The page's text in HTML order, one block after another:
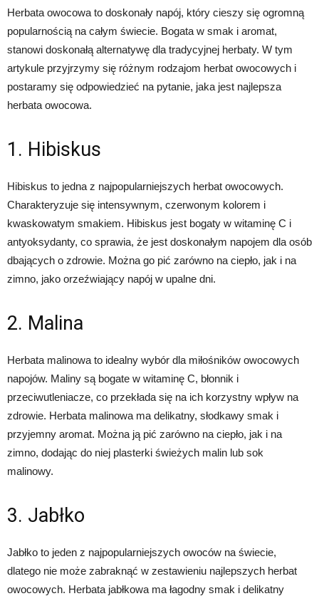
Herbata owocowa to doskonały napój, który cieszy się ogromną
popularnością na całym świecie. Bogata w smak i aromat,
stanowi doskonałą alternatywę dla tradycyjnej herbaty. W tym
artykule przyjrzymy się różnym rodzajom herbat owocowych i
postaramy się odpowiedzieć na pytanie, jaka jest najlepsza
herbata owocowa.
1. Hibiskus
Hibiskus to jedna z najpopularniejszych herbat owocowych.
Charakteryzuje się intensywnym, czerwonym kolorem i
kwaskowatym smakiem. Hibiskus jest bogaty w witaminę C i
antyoksydanty, co sprawia, że jest doskonałym napojem dla osób
dbających o zdrowie. Można go pić zarówno na ciepło, jak i na
zimno, jako orzeźwiający napój w upalne dni.
2. Malina
Herbata malinowa to idealny wybór dla miłośników owocowych
napojów. Maliny są bogate w witaminę C, błonnik i
przeciwutleniacze, co przekłada się na ich korzystny wpływ na
zdrowie. Herbata malinowa ma delikatny, słodkawy smak i
przyjemny aromat. Można ją pić zarówno na ciepło, jak i na
zimno, dodając do niej plasterki świeżych malin lub sok
malinowy.
3. Jabłko
Jabłko to jeden z najpopularniejszych owoców na świecie,
dlatego nie może zabraknąć w zestawieniu najlepszych herbat
owocowych. Herbata jabłkowa ma łagodny smak i delikatny